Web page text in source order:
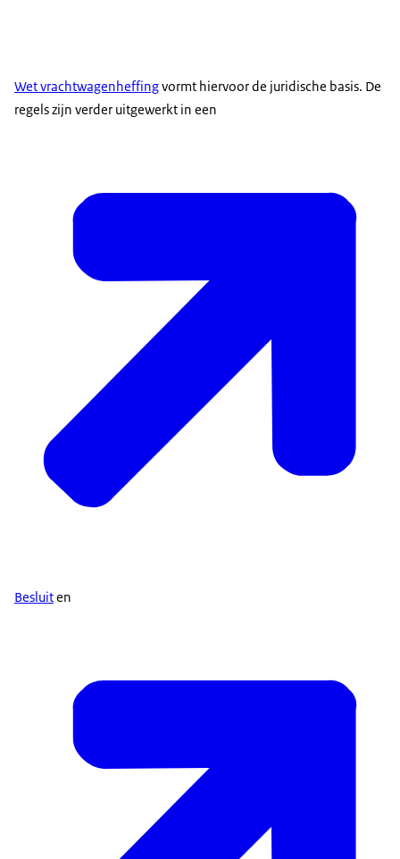
Wet vrachtwagenheffingvormt hiervoor de juridische basis. De
regels zijn verder uitgewerkt in een
Besluiten